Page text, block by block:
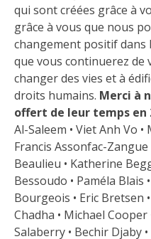
qui sont créées grâce à
grâce à vous que nous
changement positif dans
que vous continuerez
changer des vies et à
droits humains. Merci à
offert de leur temps en
Al-Saleem • Viet Anh Vo
Francis Assonfac-Zangue
Beaulieu • Katherine
Bessoudo • Paméla Blais
Bourgeois • Eric Bretsen
Chadha • Michael Cooper
Salaberry • Bechir Djaby